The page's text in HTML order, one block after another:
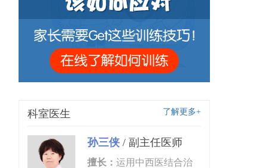
了解更多+
科室医生
孙三侠 / 副主任医师
擅长： 运用中西医结合治